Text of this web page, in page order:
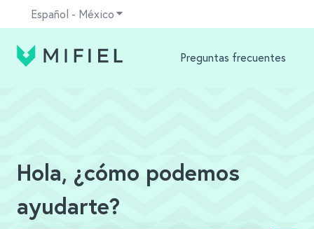
Español - México Traducciones de Mostrar submenú para
Preguntas frecuentes
Hola, ¿cómo podemos
ayudarte?